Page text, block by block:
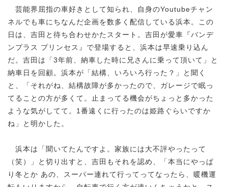
芸能界屈指の車好きとして知られ、自身のYoutubeチャン
ネルでも車にちなんだ企画を数多く配信している浜本。この
日は、吉田と待ち合わせかたスタート。吉田が愛車『バンデ
ンプラス プリンセス』で登場すると、浜本は早速乗り込ん
だ。吉田は「3年前、納車した時に兄さんに乗って頂いて」と
納車日を回顧。浜本が「結構、いろいろ行った？」と聞く
と、「それがね、結構故障が多かったので、ガレージで眠っ
てることの方が多くて。止まってる機会がちょっと多かった
ような気がしてて。1番遠くに行ったのは姫路ぐらいですか
ね」と明かした。
浜本は「聞いてたんですよ。家族には大不評やったって
（笑）」と切り出すと、吉田もそれを認め、「本当にやっぱ
り冬とか あの、スーパー連れて行ってってなったら、暖機運